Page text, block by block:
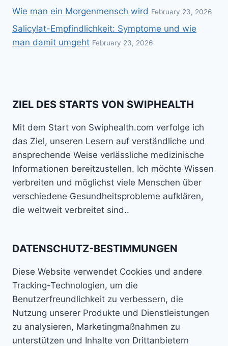
Wie man ein Morgenmensch wird February 23, 2026
Salicylat-Empfindlichkeit: Symptome und wie
man damit umgeht February 23, 2026
ZIEL DES STARTS VON SWIPHEALTH
Mit dem Start von Swiphealth.com verfolge ich
das Ziel, unseren Lesern auf verständliche und
ansprechende Weise verlässliche medizinische
Informationen bereitzustellen. Ich möchte Wissen
verbreiten und möglichst viele Menschen über
verschiedene Gesundheitsprobleme aufklären,
die weltweit verbreitet sind..
DATENSCHUTZ-BESTIMMUNGEN
Diese Website verwendet Cookies und andere
Tracking-Technologien, um die
Benutzerfreundlichkeit zu verbessern, die
Nutzung unserer Produkte und Dienstleistungen
zu analysieren, Marketingmaßnahmen zu
unterstützen und Inhalte von Drittanbietern